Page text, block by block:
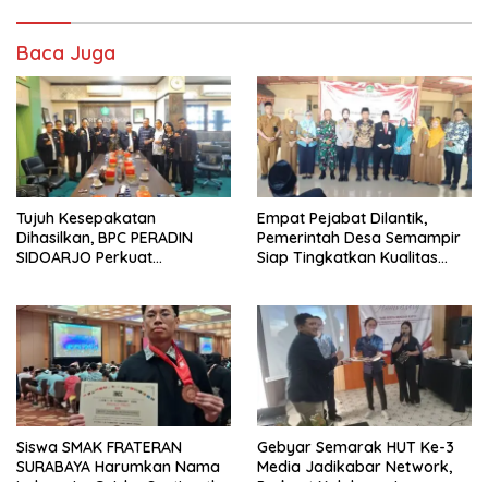
Baca Juga
Tujuh Kesepakatan
Dihasilkan, BPC PERADIN
SIDOARJO Perkuat
Empat Pejabat Dilantik,
Pemerintah Desa Semampir
Siap Tingkatkan Kualitas
Siswa SMAK FRATERAN
SURABAYA Harumkan Nama
Gebyar Semarak HUT Ke-3
Media Jadikabar Network,